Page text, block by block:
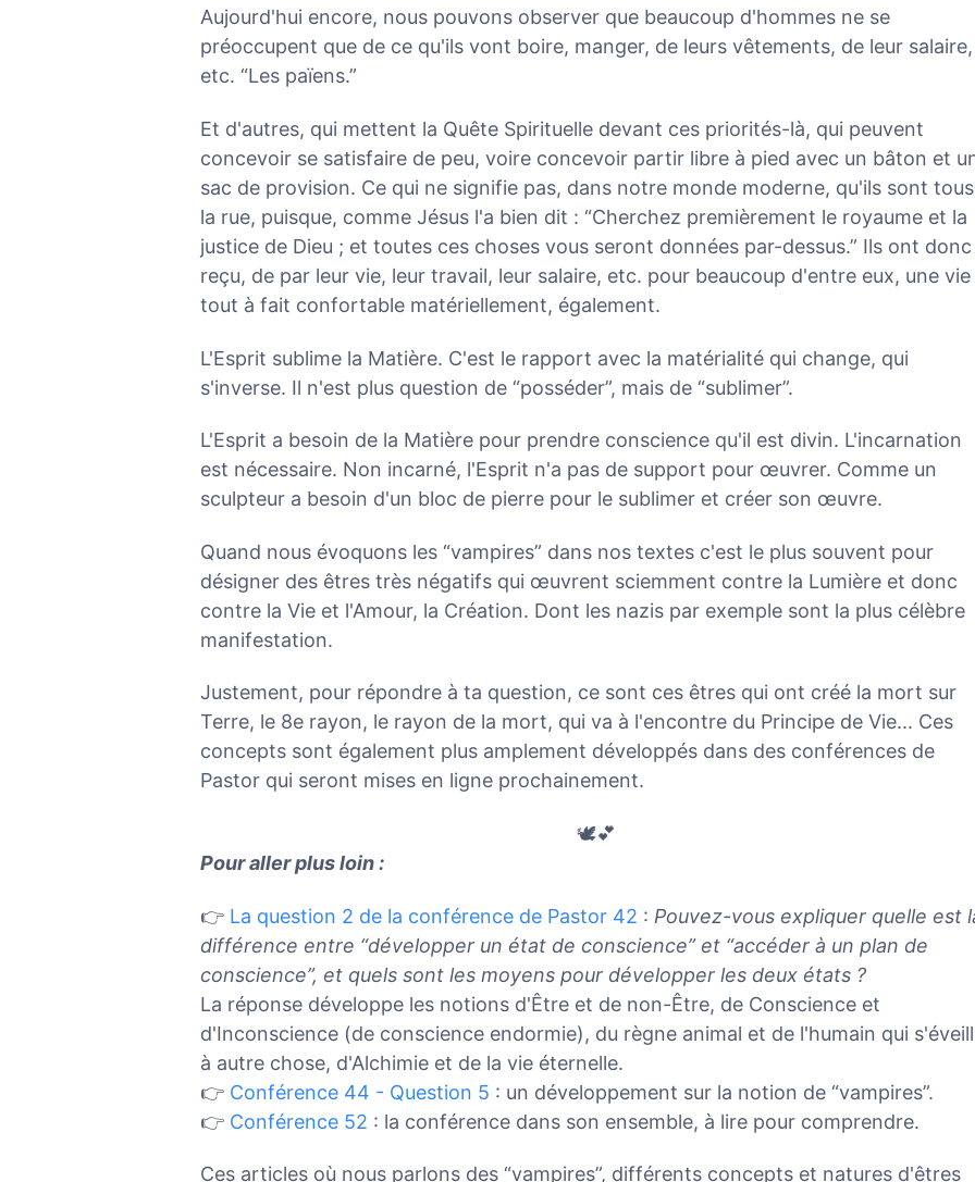
Aujourd'hui encore, nous pouvons observer que beaucoup d'hommes ne se
préoccupent que de ce qu'ils vont boire, manger, de leurs vêtements, de leur salaire,
etc. “Les païens.”
Et d'autres, qui mettent la Quête Spirituelle devant ces priorités-là, qui peuvent
concevoir se satisfaire de peu, voire concevoir partir libre à pied avec un bâton et
sac de provision. Ce qui ne signifie pas, dans notre monde moderne, qu'ils sont
la rue, puisque, comme Jésus l'a bien dit : “Cherchez premièrement le royaume et la
justice de Dieu ; et toutes ces choses vous seront données par-dessus.” Ils ont donc
reçu, de par leur vie, leur travail, leur salaire, etc. pour beaucoup d'entre eux, une vie
tout à fait confortable matériellement, également.
L'Esprit sublime la Matière. C'est le rapport avec la matérialité qui change, qui
s'inverse. Il n'est plus question de “posséder”, mais de “sublimer”.
L'Esprit a besoin de la Matière pour prendre conscience qu'il est divin. L'incarnation
est nécessaire. Non incarné, l'Esprit n'a pas de support pour œuvrer. Comme un
sculpteur a besoin d'un bloc de pierre pour le sublimer et créer son œuvre.
Quand nous évoquons les “vampires” dans nos textes c'est le plus souvent pour
désigner des êtres très négatifs qui œuvrent sciemment contre la Lumière et donc
contre la Vie et l'Amour, la Création. Dont les nazis par exemple sont la plus célèbre
manifestation.
Justement, pour répondre à ta question, ce sont ces êtres qui ont créé la mort sur
Terre, le 8e rayon, le rayon de la mort, qui va à l'encontre du Principe de Vie... Ces
concepts sont également plus amplement développés dans des conférences de
Pastor qui seront mises en ligne prochainement.
🕊️💕
Pour aller plus loin :
👉 La question 2 de la conférence de Pastor 42 : Pouvez-vous expliquer quelle est
différence entre “développer un état de conscience” et “accéder à un plan de
conscience”, et quels sont les moyens pour développer les deux états ?
La réponse développe les notions d'Être et de non-Être, de Conscience et
d'Inconscience (de conscience endormie), du règne animal et de l'humain qui
à autre chose, d'Alchimie et de la vie éternelle.
👉 Conférence 44 - Question 5 : un développement sur la notion de “vampires”.
👉 Conférence 52 : la conférence dans son ensemble, à lire pour comprendre.
Ces articles où nous parlons des “vampires”, différents concepts et natures d'êtres